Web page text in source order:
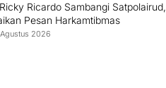
Ricardo Sambangi Satpolairud,
Pesan Harkamtibmas
2026